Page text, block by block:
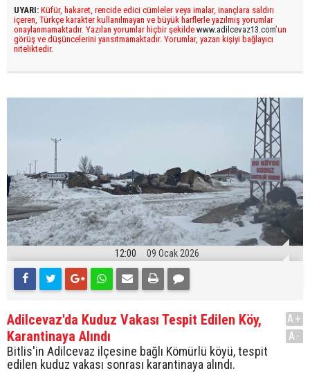
UYARI: Küfür, hakaret, rencide edici cümleler veya imalar, inançlara saldırı
içeren, Türkçe karakter kullanılmayan ve büyük harflerle yazılmış yorumlar
onaylanmamaktadır. Yazılan yorumlar hiçbir şekilde www.adilcevaz13.com’un
görüş ve düşüncelerini yansıtmamaktadır. Yorumlar, yazan kişiyi bağlayıcı
niteliktedir.
12:00 09 Ocak 2026
Adilcevaz'da Kuduz Vakası Tespit Edilen Köy,
Karantinaya Alındı
Bitlis'in Adilcevaz ilçesine bağlı Kömürlü köyü, tespit
edilen kuduz vakası sonrası karantinaya alındı.
A+
A-